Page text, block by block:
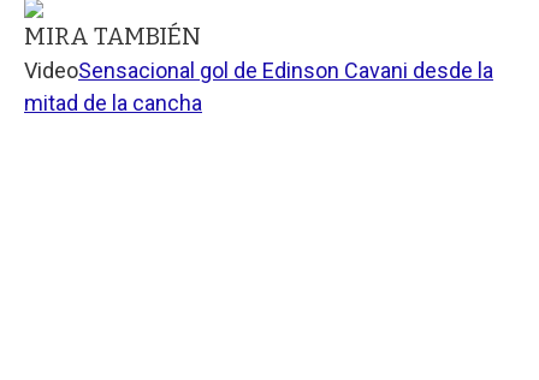
MIRA TAMBIÉN
VideoSensacional gol de Edinson Cavani desde la
mitad de la cancha